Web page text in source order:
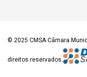
© 2025 CMSA Câmara
direitos reservados.